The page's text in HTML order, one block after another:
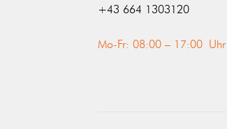
‭+43 664 1303120‬
Mo-Fr: 08:00 – 17:00 Uhr